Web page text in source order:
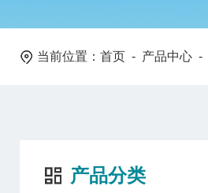
当前位置： 首页 - 产品中心 -
产品分类